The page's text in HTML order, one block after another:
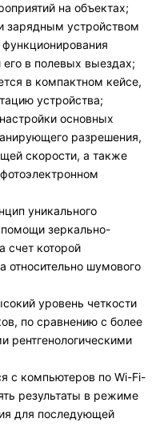
на объектах;
зарядным устройством
в полевых выездах;
в компактном кейсе,
устройства;
основных
разрешения,
скорости, а также
уникального
зеркально-
счет которой
относительно шумового
уровень четкости
по сравнению с более
рентгенологическими
с компьютеров по Wi-Fi-
результаты в режиме
для последующей